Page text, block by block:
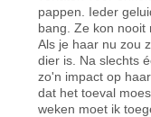
pappen. Ieder
bang. Ze kon nooit
Als je haar nu zou
dier is. Na slechts
zo'n impact op
dat het toeval
weken moet ik